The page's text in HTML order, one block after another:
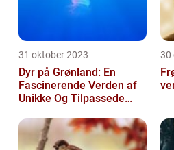
31 oktober 2023
Dyr på Grønland: En
Fascinerende Verden af
Unikke Og Tilpassede
30